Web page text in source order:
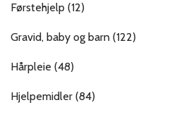
Førstehjelp (12)
Gravid, baby og barn (122)
Hårpleie (48)
Hjelpemidler (84)